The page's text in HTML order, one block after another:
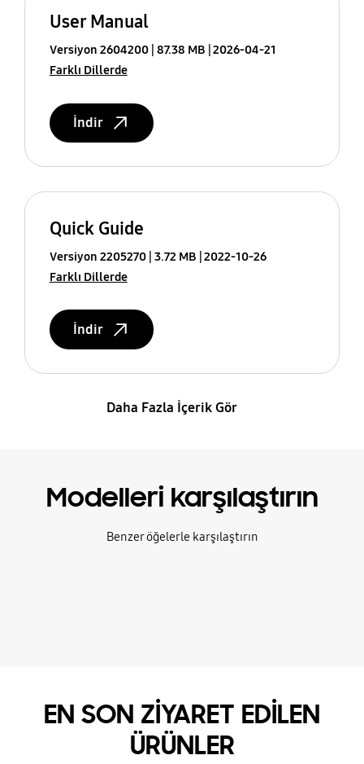
User Manual
Versiyon 2604200 87.38 MB 2026-04-21
Farklı Dillerde
İndir
Quick Guide
Versiyon 2205270 3.72 MB 2022-10-26
Farklı Dillerde
İndir
Daha Fazla İçerik Gör
Modelleri karşılaştırın
Benzer öğelerle karşılaştırın
EN SON ZİYARET EDİLEN
ÜRÜNLER